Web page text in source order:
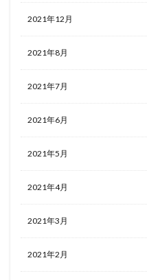
2021年12月
2021年8月
2021年7月
2021年6月
2021年5月
2021年4月
2021年3月
2021年2月